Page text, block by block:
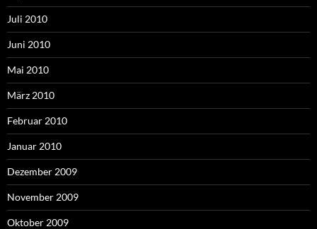
Juli 2010
Juni 2010
Mai 2010
März 2010
Februar 2010
Januar 2010
Dezember 2009
November 2009
Oktober 2009